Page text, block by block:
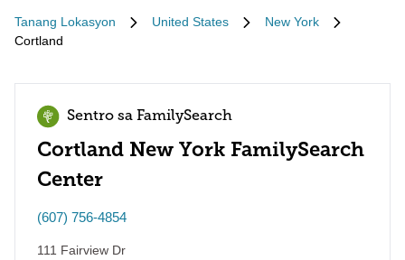
Tanang Lokasyon United States
New York
Cortland
Sentro sa FamilySearch
Cortland New York FamilySearch
Center
(607) 756-4854
111 Fairview Dr